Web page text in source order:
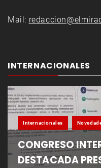
Mail:
INTERNACIONALES
Internacionales
CONGRESO
DESTACADA